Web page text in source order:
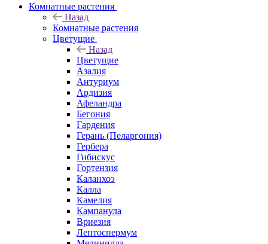
Комнатные растения
Назад
Комнатные растения
Цветущие
Назад
Цветущие
Азалия
Антуриум
Ардизия
Афеландра
Бегония
Гардения
Герань (Пеларгония)
Гербера
Гибискус
Гортензия
Каланхоэ
Калла
Камелия
Кампанула
Вриезия
Лептоспермум